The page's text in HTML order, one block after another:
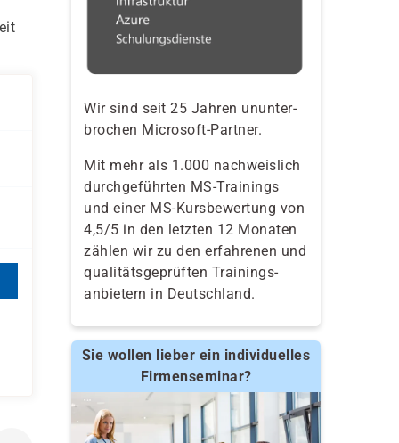
Wir sind seit 25 Jahren ununter-
brochen Microsoft-Partner.
Mit mehr als 1.000 nachweislich
durchgeführten MS-Trainings
und einer MS-Kursbewertung von
4,5/5 in den letzten 12 Monaten
zählen wir zu den erfahrenen und
qualitäts­geprüften Trainings­
anbietern in Deutschland.
Sie wollen lieber ein individuelles
Firmenseminar?